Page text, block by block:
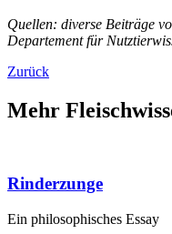
Quellen: diverse Beiträge
Departement für
Zurück
Mehr
Rinderzunge
Ein philosophisches Essay